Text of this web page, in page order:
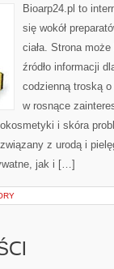
Bioarp24.pl to
się wokół
ciała. Strona
źródło informacji
codzienną troską
w rosnące
i skóra
z urodą i
jak i […]